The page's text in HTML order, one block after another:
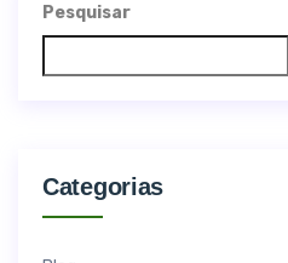
Pesquisar
Categorias